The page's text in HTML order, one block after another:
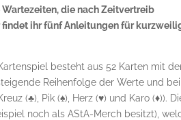
die nach Zeitvertreib
findet ihr fünf Anleitungen für
besteht aus 52 Karten mit
Reihenfolge der Werte und bei
(♣), Pik (♠), Herz (♥) und Karo (♦)).
noch als AStA-Merch besitzt),